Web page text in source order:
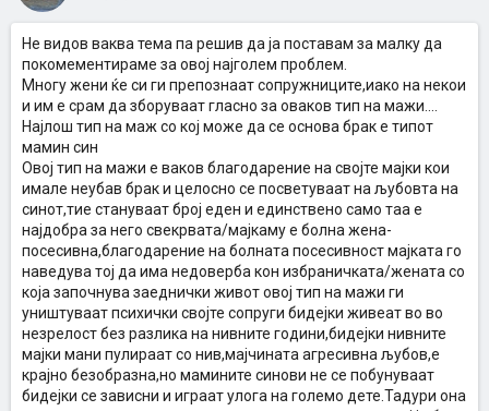
Не видов ваква тема па решив да ја поставам за малку да
покомементираме за овој најголем проблем.
Многу жени ќе си ги препознаат сопружниците,иако на некои
и им е срам да зборуваат гласно за оваков тип на мажи....
Најлош тип на маж со кој може да се основа брак е типот
мамин син
Овој тип на мажи е ваков благодарение на својте мајки кои
имале неубав брак и целосно се посветуваат на љубовта на
синот,тие стануваат број еден и единствено само таа е
најдобра за него свекрвата/мајкаму е болна жена-
посесивна,благодарение на болната посесивност мајката го
наведува тој да има недоверба кон избраничката/жената со
која започнува заеднички живот овој тип на мажи ги
уништуваат психички својте сопруги бидејки живеат во во
незрелост без разлика на нивните години,бидејки нивните
мајки мани пулираат со нив,мајчината агресивна љубов,е
крајно безобразна,но мамините синови не се побунуваат
бидејки се зависни и играат улога на големо дете.Тадури она